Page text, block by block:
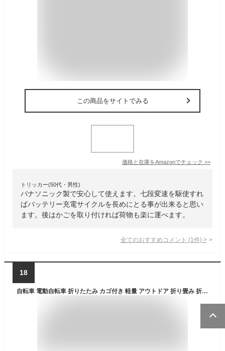
この商品をサイトでみる
価格と在庫をAmazonでチェック >>
トリッカー(50代・男性)
パナソニック製で安心して使えます。七段変速を駆使すれ
ばバッテリー充電サイクルを長めにとる事が出来ると思い
ます。後はかごを取り付ければ荷物も楽に運べます。
全てのおすすめコメント (1 件) >
18
自転車 電動自転車 折りたたみ カゴ付き 軽量 アウトドア 折り畳み 折りたたみ自転車 20インチ レディース 6段変速 スタンド 電動アシスト自転車 40km 電動 8.0Ah リチウムイオンバッテリー TSマーク 安全 PELTECH TDN-206【TD】【代引不可】【重点】